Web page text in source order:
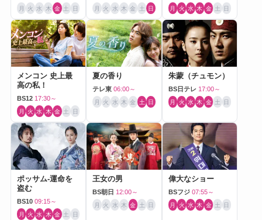
月 火 水 木 金 土 日 月 火 水 木 金 土 日 月 火 水 木 金 土 日
メンコン 史上最
高の私！
BS12 17:30～
月 火 水 木 金 土 日
夏の香り
テレ東 06:00～
月 火 水 木 金 土 日
朱蒙（チュモン）
BS日テレ 17:00～
月 火 水 木 金 土 日
ポッサム-運命を
盗む
BS10 09:15～
月 火 水 木 金 土 日
王女の男
BS朝日 12:00～
月 火 水 木 金 土 日
偉大なショー
BSフジ 07:55～
月 火 水 木 金 土 日